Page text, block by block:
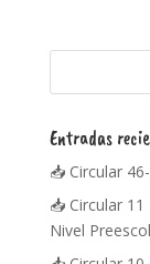
Entradas
📥 Circular
📥 Circular
Nivel